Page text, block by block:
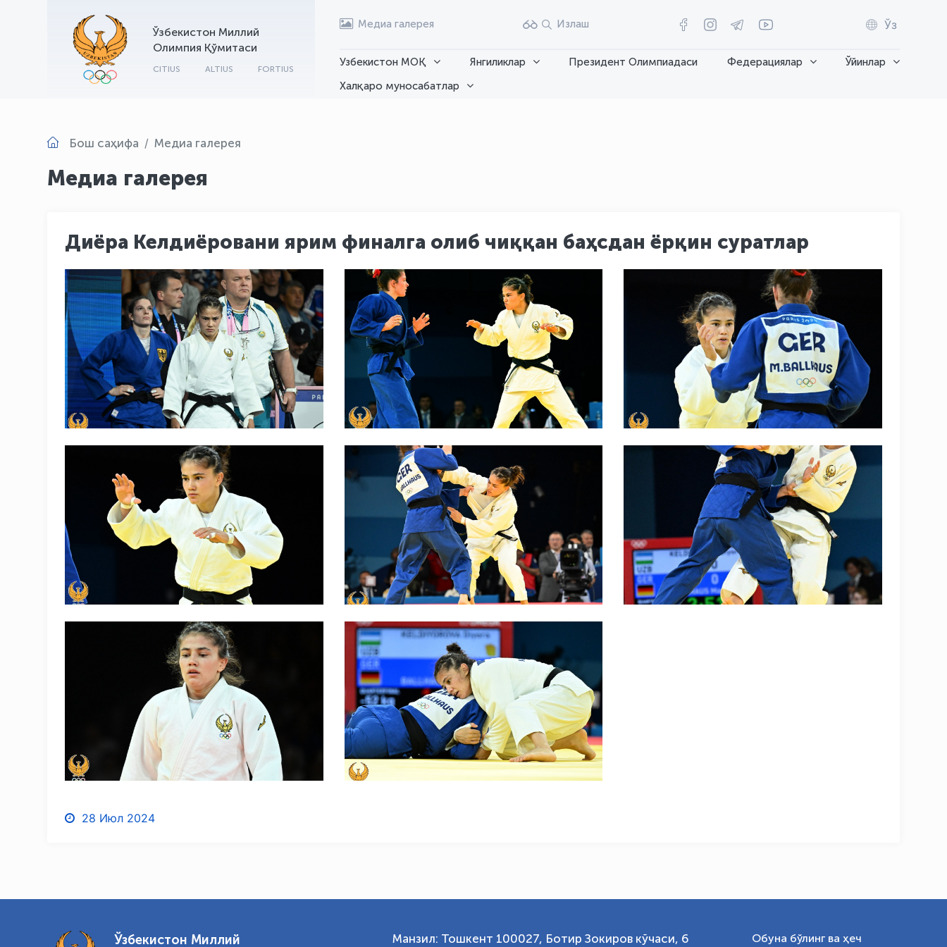
Ўзбекистон Миллий
Олимпия Қўмитаси
CITIUS ALTIUS FORTIUS
Медиа галерея Излаш Ўз
Узбекистон МОҚ Янгиликлар Президент Олимпиадаси Федерациялар
Ўйинлар
Халқаро муносабатлар
Бош саҳифа Медиа галерея
Медиа галерея
Диёра Келдиёровани ярим финалга олиб чиққан баҳсдан ёрқин суратлар
28 Июл 2024
Ўзбекистон Миллий Манзил: Тошкент 100027, Ботир Зокиров кўчаси, 6
Обуна бўлинг ва ҳеч